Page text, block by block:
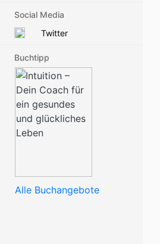
Social Media
Twitter
Buchtipp
Alle Buchangebote